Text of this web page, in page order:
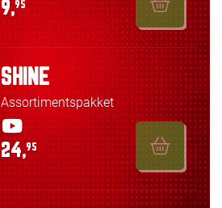
9,95
SHINE
Assortimentspakket
24,95